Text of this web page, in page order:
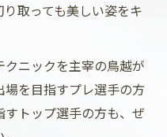
取っても美しい姿をキ
ニックを主宰の鳥越が
を目指すプレ選手の方
トップ選手の方も、ぜ